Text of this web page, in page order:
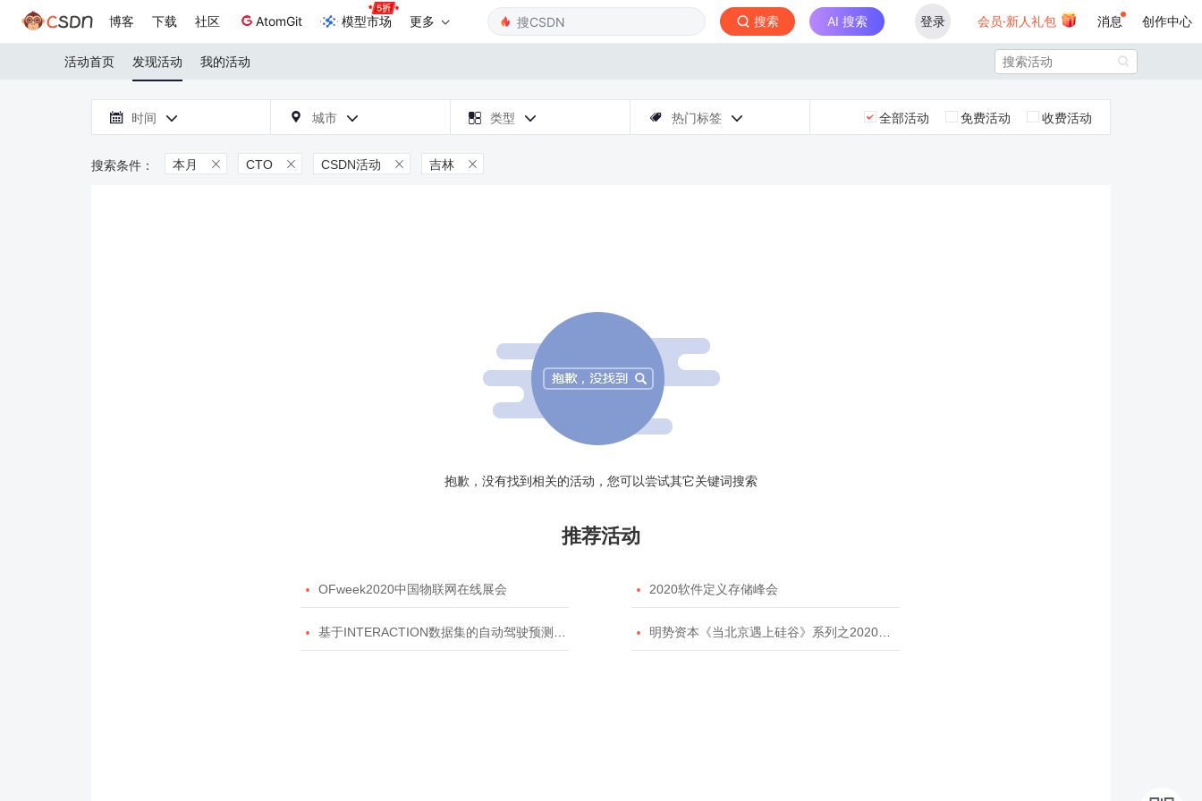
博客 下载 社区 AtomGit 模型市场 更多 搜索 AI 搜索 登录 会员·新人礼包 消息 创作中心
活动首页 发现活动 我的活动 
 时间   城市   类型   热门标签  全部活动 免费活动 收费活动
本月  CTO  CSDN活动  吉林 
抱歉，没有找到相关的活动，您可以尝试其它关键词搜索
推荐活动
 OFweek2020中国物联网在线展会  2020软件定义存储峰会
 基于INTERACTION数据集的自动驾驶预测模型挑战赛  明势资本《当北京遇上硅谷》系列之2020年度开源峰会